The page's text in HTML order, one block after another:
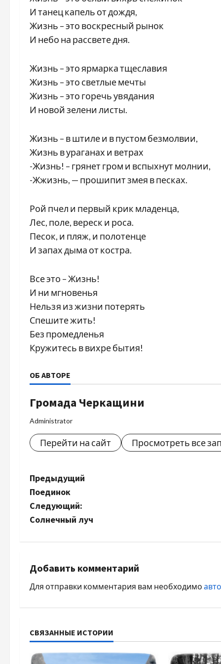
И танец капель от дождя,
Жизнь – это воскресный рынок
И небо на рассвете дня.
Жизнь – это ярмарка тщеславия
Жизнь – это светлые мечты
Жизнь – это горечь увядания
И новой зелени листы.
Жизнь – в штиле и в пустом безмолвии,
Жизнь в ураганах и ветрах
-Жизнь! – грянет гром и вспыхнут молнии,
-Жжизнь, — прошипит змея в песках.
Рой пчел и первый крик младенца,
Лес, поле, вереск и роса.
Песок, и пляж, и полотенце
И запах дыма от костра.
Все это – Жизнь!
И ни мгновенья
Нельзя из жизни потерять
Спешите жить!
Без промедленья
Кружитесь в вихре бытия!
ОБ АВТОРЕ
Громада Черкащини
Administrator
Перейти на сайт Просмотреть все
Н
а
в
г
а
и
я
Предыдущий
Поединок
Следующий:
Солнечный луч
Добавить комментарий
Для отправки комментария вам необходимо
СВЯЗАННЫЕ ИСТОРИИ